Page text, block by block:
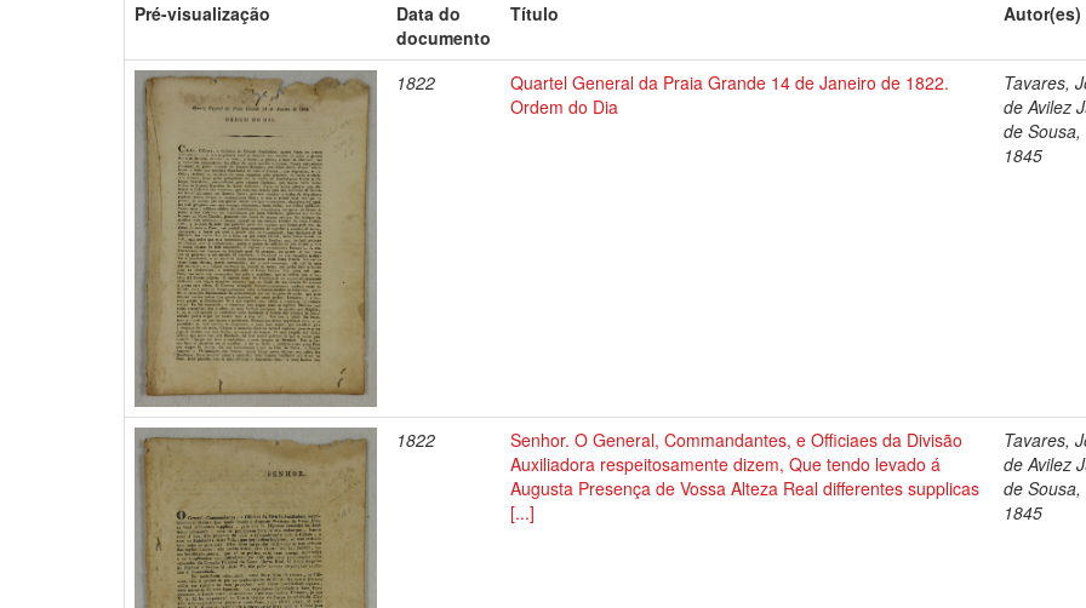
Pré-visualização
Data do
documento
Título Autor(es)
1822
Quartel General da Praia Grande 14 de Janeiro de 1822.
Ordem do Dia
Tavares,
de Avilez
de Sousa,
1845
1822
Senhor. O General, Commandantes, e Officiaes da Divisão
Auxiliadora respeitosamente dizem, Que tendo levado á
Augusta Presença de Vossa Alteza Real differentes supplicas
[...]
Tavares,
de Avilez
de Sousa,
1845